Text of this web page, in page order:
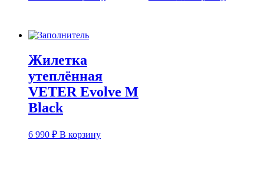
Жилетка
утеплённая
VETER Evolve M
Black
6 990 ₽ В корзину